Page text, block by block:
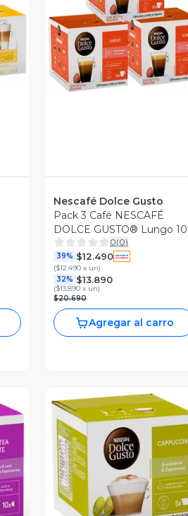
Vista Previa
Nescafé Dolce Gusto
Pack 3 Café NESCAFÉ
DOLCE GUSTO® Lungo 10
Cápsulas
0(0)
39% $12.490
($12.490 x un)
32% $13.890
($13.890 x un)
$20.690
Agregar al carro
Vista Previa